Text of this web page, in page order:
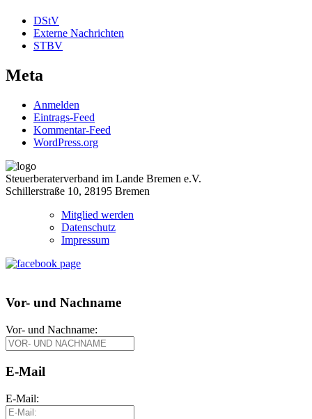
DStV
Externe Nachrichten
STBV
Meta
Anmelden
Eintrags-Feed
Kommentar-Feed
WordPress.org
Steuerberaterverband im Lande Bremen e.V.
Schillerstraße 10, 28195 Bremen
Mitglied werden
Datenschutz
Impressum
Vor- und Nachname
Vor- und Nachname:
E-Mail
E-Mail: